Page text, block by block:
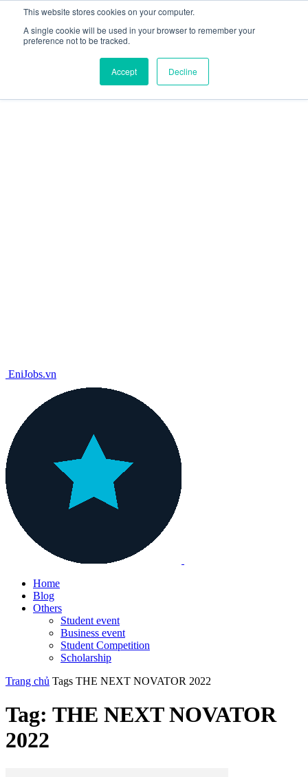
This website stores cookies on your computer.
A single cookie will be used in your browser to remember your
preference not to be tracked.
Accept Decline
EniJobs.vn
Home
Blog
Others
Student event
Business event
Student Competition
Scholarship
Trang chủ Tags THE NEXT NOVATOR 2022
Tag: THE NEXT NOVATOR
2022